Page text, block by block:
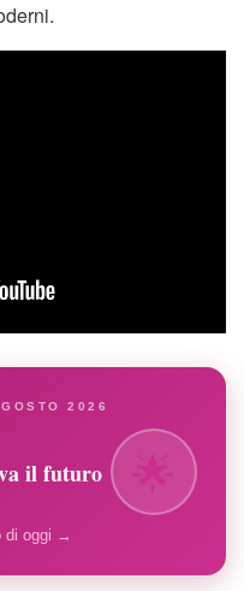
2026
il futuro
di oggi →